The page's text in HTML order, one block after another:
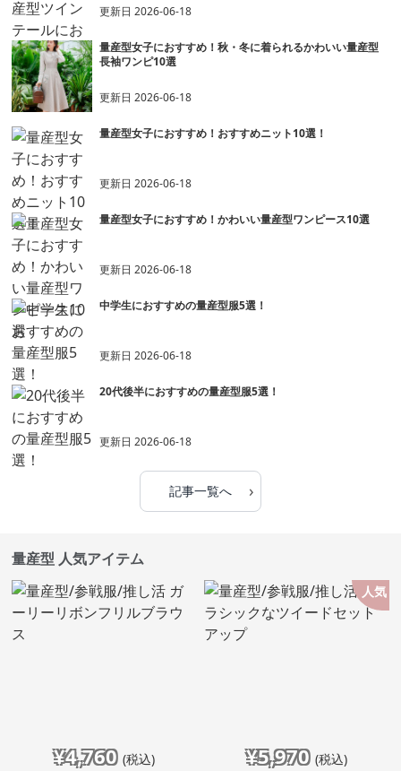
更新日2026-06-18
量産型女子におすすめ！秋・冬に着られるかわいい量産型
長袖ワンピ10選
更新日2026-06-18
量産型女子におすすめ！おすすめニット10選！
更新日2026-06-18
量産型女子におすすめ！かわいい量産型ワンピース10選
更新日2026-06-18
中学生におすすめの量産型服5選！
更新日2026-06-18
20代後半におすすめの量産型服5選！
更新日2026-06-18
記事一覧へ ›
量産型 人気アイテム
¥4,760 (税込)
人気
¥5,970 (税込)